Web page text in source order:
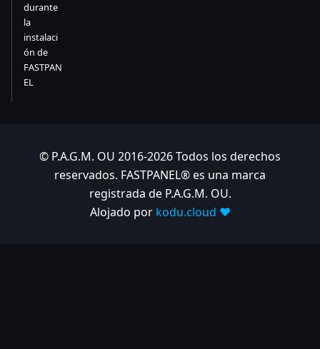
durante
la
instalaci
ón de
FASTPAN
EL
© P.A.G.M. OU 2016-2026 Todos los derechos
reservados. FASTPANEL® es una marca
registrada de P.A.G.M. OU.
Alojado por kodu.cloud ❤️